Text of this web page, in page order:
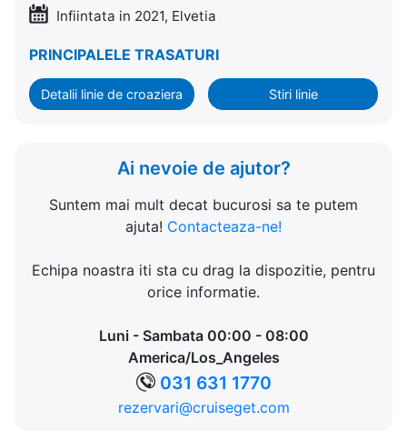
Infiintata in 2021, Elvetia
PRINCIPALELE TRASATURI
Detalii linie de croaziera Stiri linie
Ai nevoie de ajutor?
Suntem mai mult decat bucurosi sa te putem
ajuta! Contacteaza-ne!
Echipa noastra iti sta cu drag la dispozitie, pentru
orice informatie.
Luni - Sambata 00:00 - 08:00
America/Los_Angeles
031 631 1770
rezervari@cruiseget.com